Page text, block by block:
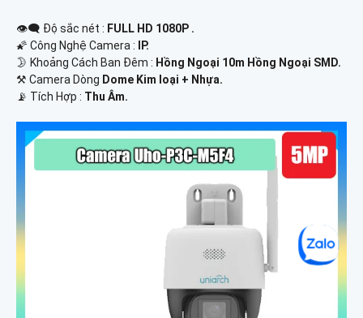
👁️‍🗨 Độ sắc nét : FULL HD 1080P .
🌠 Công Nghệ Camera :
IP.
🌛 Khoảng Cách Ban Đêm : Hồng Ngoại 10m Hồng Ngoại SMD.
⚒ Camera Dòng Dome Kim loại + Nhựa.
️📡 Tích Hợp : Thu Âm.